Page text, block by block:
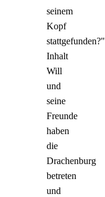
seinem
Kopf
stattgefunden?"
Inhalt
Will
und
seine
Freunde
haben
die
Drachenburg
betreten
und